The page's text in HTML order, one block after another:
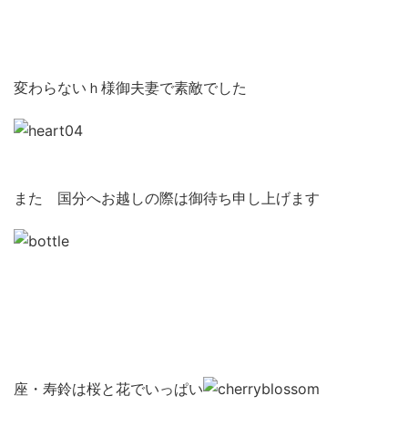
変わらないｈ様御夫妻で素敵でした
また 国分へお越しの際は御待ち申し上げます
座・寿鈴は桜と花でいっぱい